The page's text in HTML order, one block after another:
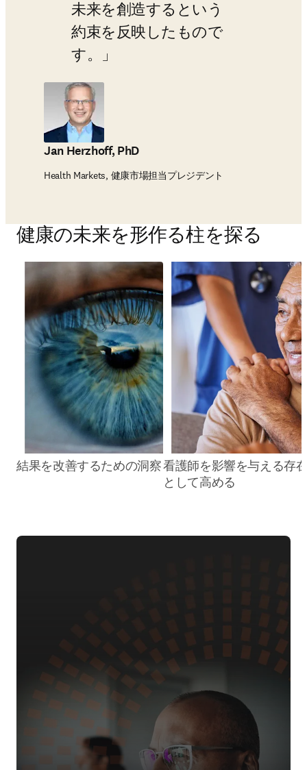
未来を創造するという
約束を反映したもので
す。
Jan Herzhoff, PhD
Health Markets, 健康市場担当プレジデント
健康の未来を形作る柱を探る
結果を改善するための洞察看護師を影響を与える存
として高める